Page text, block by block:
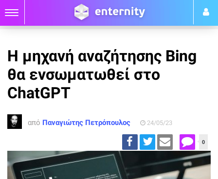
Η μηχανή αναζήτησης Bing
θα ενσωματωθεί στο
ChatGPT
από Παναγιώτης Πετρόπουλος 24/05/23
0